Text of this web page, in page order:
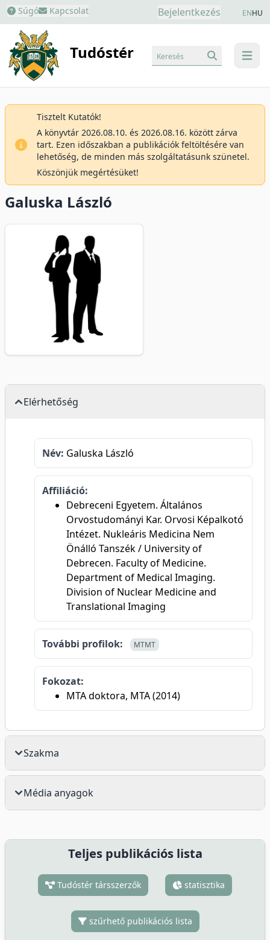
Súgó Kapcsolat Bejelentkezés ENHU
Tudóstér menu
Keresés
Tisztelt Kutatók!
A könyvtár 2026.08.10. és 2026.08.16. között zárva
tart. Ezen időszakban a publikációk feltöltésére van
lehetőség, de minden más szolgáltatásunk szünetel.
Köszönjük megértésüket!
Galuska László
Elérhetőség
Név: Galuska László
Affiliáció:
Debreceni Egyetem. Általános
Orvostudományi Kar. Orvosi Képalkotó
Intézet. Nukleáris Medicina Nem
Önálló Tanszék / University of
Debrecen. Faculty of Medicine.
Department of Medical Imaging.
Division of Nuclear Medicine and
Translational Imaging
További profilok: MTMT
Fokozat:
MTA doktora, MTA (2014)
Szakma
Média anyagok
Teljes publikációs lista
Tudóstér társszerzők statisztika
szűrhető publikációs lista